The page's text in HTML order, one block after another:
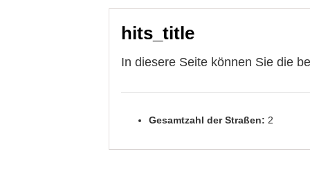
hits_title
In diesere Seite können Sie die
Gesamtzahl der Straßen: 2